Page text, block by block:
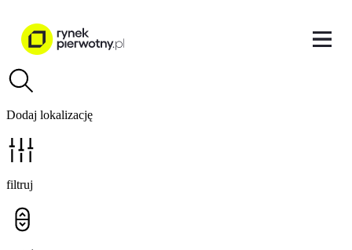
Dodaj lokalizację
filtruj